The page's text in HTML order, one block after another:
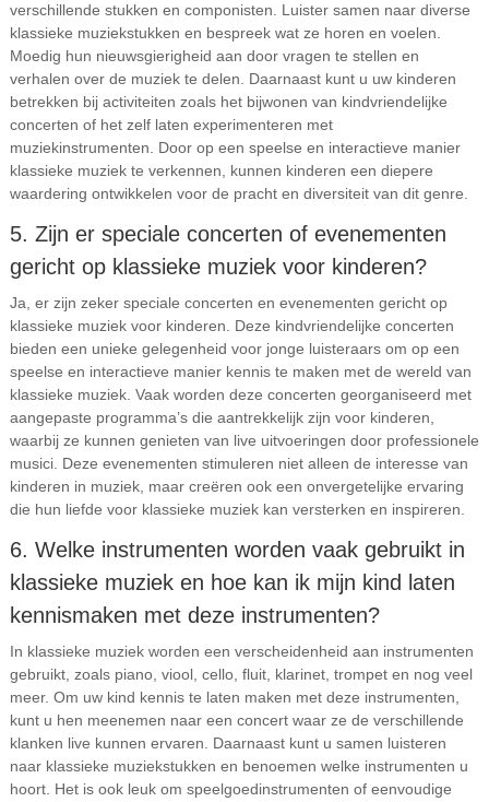
verschillende stukken en componisten. Luister samen naar diverse
klassieke muziekstukken en bespreek wat ze horen en voelen.
Moedig hun nieuwsgierigheid aan door vragen te stellen en
verhalen over de muziek te delen. Daarnaast kunt u uw kinderen
betrekken bij activiteiten zoals het bijwonen van kindvriendelijke
concerten of het zelf laten experimenteren met
muziekinstrumenten. Door op een speelse en interactieve manier
klassieke muziek te verkennen, kunnen kinderen een diepere
waardering ontwikkelen voor de pracht en diversiteit van dit genre.
5. Zijn er speciale concerten of evenementen
gericht op klassieke muziek voor kinderen?
Ja, er zijn zeker speciale concerten en evenementen gericht op
klassieke muziek voor kinderen. Deze kindvriendelijke concerten
bieden een unieke gelegenheid voor jonge luisteraars om op een
speelse en interactieve manier kennis te maken met de wereld van
klassieke muziek. Vaak worden deze concerten georganiseerd met
aangepaste programma’s die aantrekkelijk zijn voor kinderen,
waarbij ze kunnen genieten van live uitvoeringen door professionele
musici. Deze evenementen stimuleren niet alleen de interesse van
kinderen in muziek, maar creëren ook een onvergetelijke ervaring
die hun liefde voor klassieke muziek kan versterken en inspireren.
6. Welke instrumenten worden vaak gebruikt in
klassieke muziek en hoe kan ik mijn kind laten
kennismaken met deze instrumenten?
In klassieke muziek worden een verscheidenheid aan instrumenten
gebruikt, zoals piano, viool, cello, fluit, klarinet, trompet en nog veel
meer. Om uw kind kennis te laten maken met deze instrumenten,
kunt u hen meenemen naar een concert waar ze de verschillende
klanken live kunnen ervaren. Daarnaast kunt u samen luisteren
naar klassieke muziekstukken en benoemen welke instrumenten u
hoort. Het is ook leuk om speelgoedinstrumenten of eenvoudige